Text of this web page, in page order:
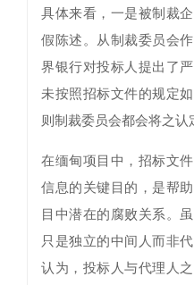
具体来看，一是被制裁
假陈述。从制裁委员会
界银行对投标人提出了
未按照招标文件的规定
则制裁委员会都会将之认
在缅甸项目中，招标文
信息的关键目的，是帮
目中潜在的腐败关系。
只是独立的中间人而非
认为，投标人与代理人